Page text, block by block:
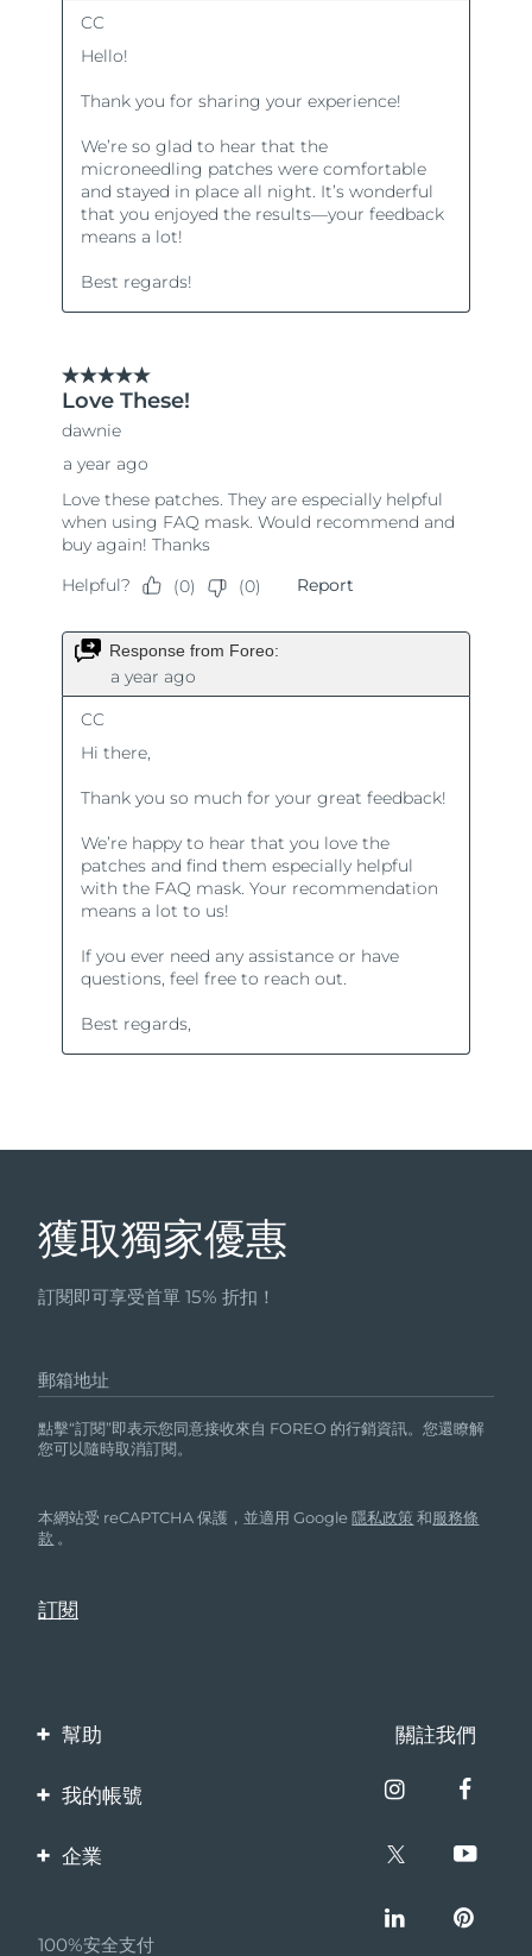
獲取獨家優惠
訂閱即可享受首單 15% 折扣！
郵箱地址
點擊“訂閱”即表示您同意接收來自 FOREO 的行銷資訊。您還瞭解
您可以隨時取消訂閱。
本網站受 reCAPTCHA 保護，並適用 Google隱私政策 和服務條
款 。
幫助
聯繫我們
保修與退換貨
關註我們
我的帳號
產品註冊
企業
夥伴計畫
100%安全支付